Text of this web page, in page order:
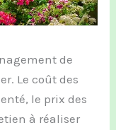
de
Le coût des
le prix des
à réaliser